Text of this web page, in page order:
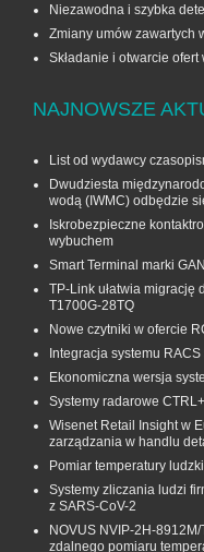
Niezawodna i szybka
Zmiany umów zawartych
Składanie i otwarcie
NAJNOWSZE
List od wydawcy
Dwudziesta
wodą (IWMC) odbędzie
Iskrobezpieczne
wybuchem
Smart Terminal marki
TP-Link ułatwia migrację
T1700G‑28TQ
Nowe czytniki w ofercie
Integracja systemu
Ekonomiczna wersja
Systemy radarowe
Wisenet Retail Insight w
zarządzania w handlu
Pomiar temperatury
Systemy zliczania ludzi
z SARS-CoV-2
NOVUS NVIP-2H-
zdalnego pomiaru